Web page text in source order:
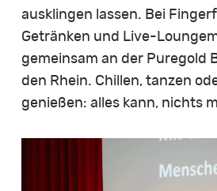
ausklingen lassen. Bei
Getränken und Live-
gemeinsam an der Puregold
den Rhein. Chillen, tanzen
genießen: alles kann, nichts